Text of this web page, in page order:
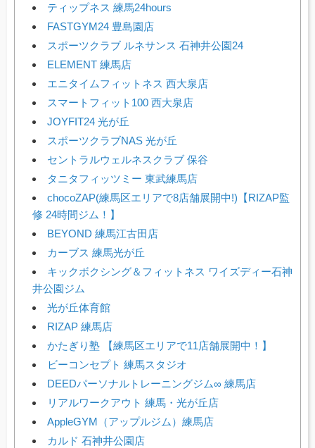
ティップネス 練馬24hours
FASTGYM24 豊島園店
スポーツクラブ ルネサンス 石神井公園24
ELEMENT 練馬店
エニタイムフィットネス 西大泉店
スマートフィット100 西大泉店
JOYFIT24 光が丘
スポーツクラブNAS 光が丘
セントラルウェルネスクラブ 保谷
タニタフィッツミー 東武練馬店
chocoZAP(練馬区エリアで8店舗展開中!)【RIZAP監
修 24時間ジム！】
BEYOND 練馬江古田店
カーブス 練馬光が丘
キックボクシング＆フィットネス ワイズディー石神
井公園ジム
光が丘体育館
RIZAP 練馬店
かたぎり塾 【練馬区エリアで11店舗展開中！】
ビーコンセプト 練馬スタジオ
DEEDパーソナルトレーニングジム∞ 練馬店
リアルワークアウト 練馬・光が丘店
AppleGYM（アップルジム）練馬店
カルド 石神井公園店